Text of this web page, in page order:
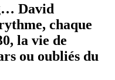
David
chaque
la vie de
ou oubliés du